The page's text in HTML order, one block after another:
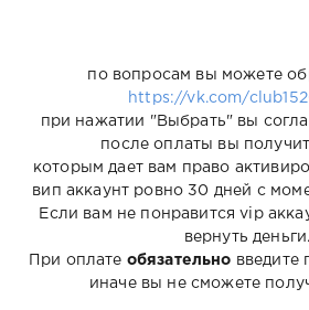
по вопросам вы можете
https://vk.com/
при нажатии "Выбрать" вы
после оплаты вы
которым дает вам право
вип аккаунт ровно 30 дней с
Если вам не понравится vip
вернуть деньги.
При оплате обязательно введите
иначе вы не сможете